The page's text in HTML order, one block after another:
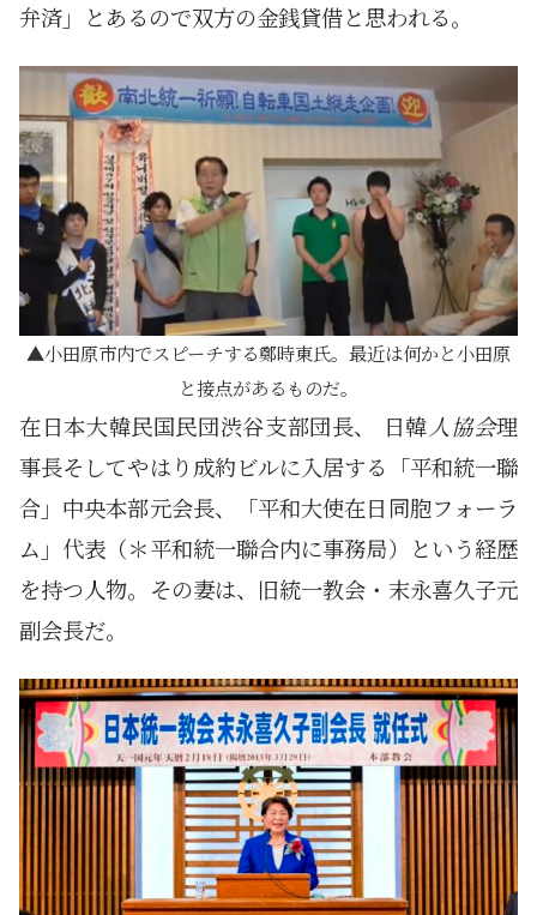
弁済」とあるので双方の金銭貸借と思われる。
小田原市内でスピーチする鄭時東氏。最近は何かと小田原
と接点があるものだ。
在日本大韓民国民団渋谷支部団長、 日韓人協会理
事長そしてやはり成約ビルに入居する「平和統一聯
合」中央本部元会長、「平和大使在日同胞フォーラ
ム」代表（＊平和統一聯合内に事務局）という経歴
を持つ人物。その妻は、旧統一教会・末永喜久子元
副会長だ。